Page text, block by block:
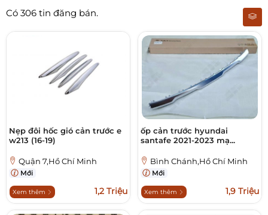
Có 306 tin đăng bán.
Nẹp đôi hốc gió cản trước e
w213 (16-19)
Quận 7,Hồ Chí Minh
Mới
Xem thêm 1,2 Triệu
ốp cản trước hyundai
santafe 2021-2023 mạ...
Bình Chánh,Hồ Chí Minh
Mới
Xem thêm 1,9 Triệu